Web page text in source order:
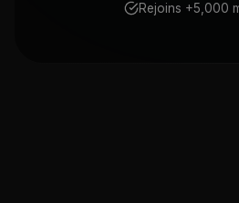
Rejoins +5,000